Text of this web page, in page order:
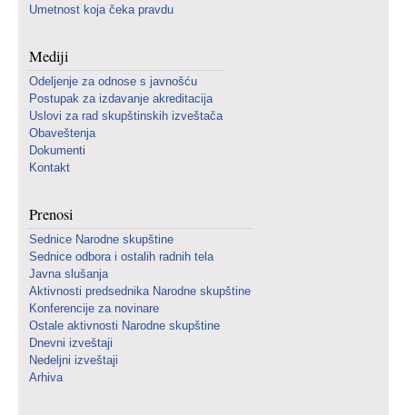
Umetnost koja čeka pravdu
Mediji
Odeljenje za odnose s javnošću
Postupak za izdavanje akreditacija
Uslovi za rad skupštinskih izveštača
Obaveštenja
Dokumenti
Kontakt
Prenosi
Sednice Narodne skupštine
Sednice odbora i ostalih radnih tela
Javna slušanja
Aktivnosti predsednika Narodne skupštine
Konferencije za novinare
Ostale aktivnosti Narodne skupštine
Dnevni izveštaji
Nedeljni izveštaji
Arhiva